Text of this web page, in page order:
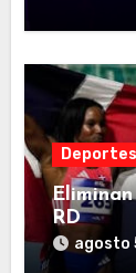
RD
agosto